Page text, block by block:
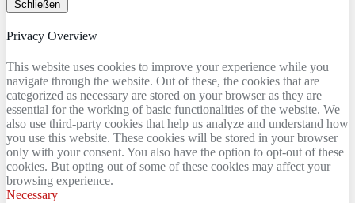
Schließen
Privacy Overview
This website uses cookies to improve your experience while you
navigate through the website. Out of these, the cookies that are
categorized as necessary are stored on your browser as they are
essential for the working of basic functionalities of the website. We
also use third-party cookies that help us analyze and understand how
you use this website. These cookies will be stored in your browser
only with your consent. You also have the option to opt-out of these
cookies. But opting out of some of these cookies may affect your
browsing experience.
Necessary